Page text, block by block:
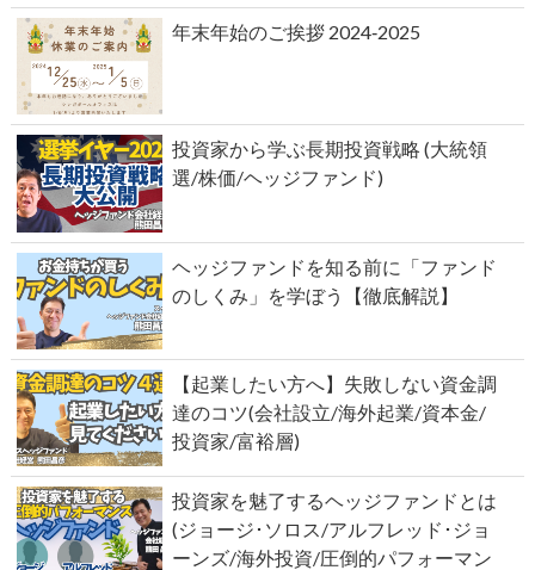
年末年始のご挨拶 2024‐2025
投資家から学ぶ長期投資戦略 (大統領
選/株価/ヘッジファンド)
ヘッジファンドを知る前に「ファンド
のしくみ」を学ぼう【徹底解説】
【起業したい方へ】失敗しない資金調
達のコツ(会社設立/海外起業/資本金/
投資家/富裕層)
投資家を魅了するヘッジファンドとは
(ジョージ･ソロス/アルフレッド･ジョ
ーンズ/海外投資/圧倒的パフォーマン